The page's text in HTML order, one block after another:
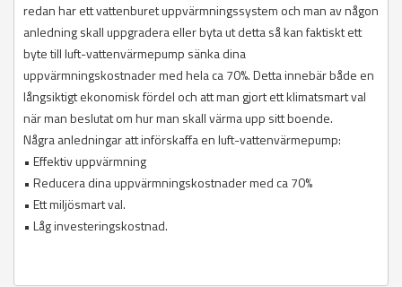
redan har ett vattenburet uppvärmningssystem och man av någon
anledning skall uppgradera eller byta ut detta så kan faktiskt ett
byte till luft-vattenvärmepump sänka dina
uppvärmningskostnader med hela ca 70%. Detta innebär både en
långsiktigt ekonomisk fördel och att man gjort ett klimatsmart val
när man beslutat om hur man skall värma upp sitt boende.
Några anledningar att införskaffa en luft-vattenvärmepump:
• Effektiv uppvärmning
• Reducera dina uppvärmningskostnader med ca 70%
• Ett miljösmart val.
• Låg investeringskostnad.